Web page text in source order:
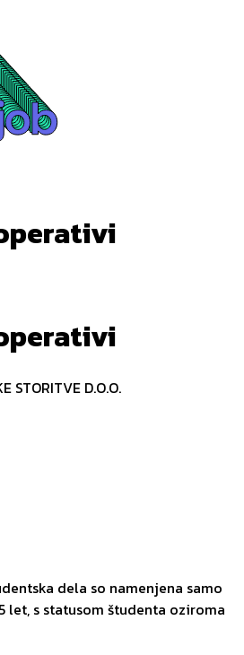
STORITVE D.O.O.
dela so namenjena samo
let, s statusom študenta oziroma